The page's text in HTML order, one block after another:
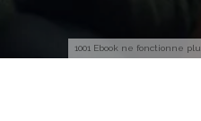
1001 Ebook ne fonctionne